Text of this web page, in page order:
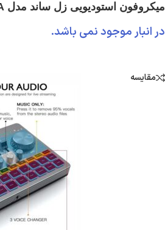
میکروفون استودیویی زل ساند مدل V13-A
در انبار موجود نمی باشد.
مقایسه